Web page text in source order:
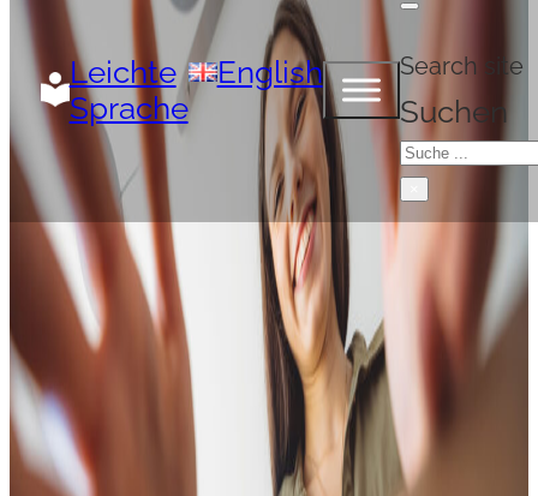
Leichte
Sprache
English Search site
Suchen